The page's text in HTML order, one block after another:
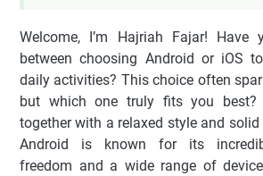
Welcome, I’m Hajriah Fajar!
between choosing Android or iOS
daily activities? This choice often
but which one truly fits you best?
together with a relaxed style and
Android is known for its
freedom and a wide range of